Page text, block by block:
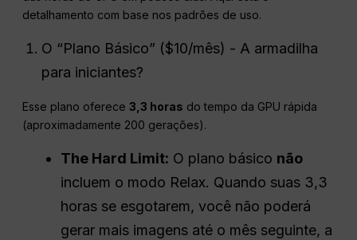
detalhamento com base nos padrões de uso.
O “Plano Básico” ($10/mês) - A armadilha
para iniciantes?
Esse plano oferece3,3 horas do tempo da GPU rápida
(aproximadamente 200 gerações).
The Hard Limit: O plano básico não
incluem o modo Relax. Quando suas 3,3
horas se esgotarem, você não poderá
gerar mais imagens até o mês seguinte, a